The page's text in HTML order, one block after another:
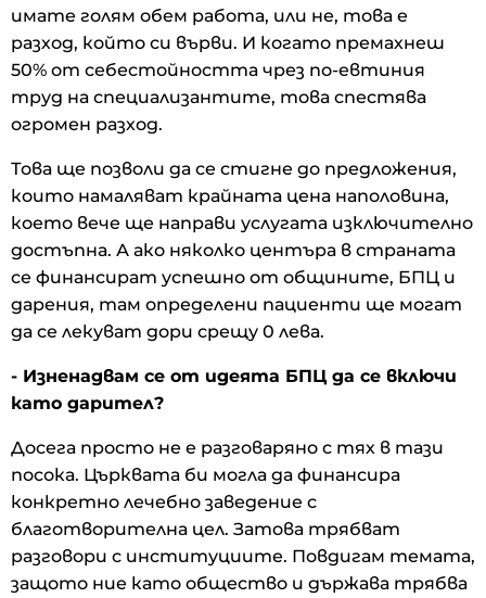
имате голям обем работа, или не, това е
разход, който си върви. И когато премахнеш
50% от себестойността чрез по-евтиния
труд на специализантите, това спестява
огромен разход.
Това ще позволи да се стигне до предложения,
които намаляват крайната цена наполовина,
което вече ще направи услугата изключително
достъпна. А ако няколко центъра в страната
се финансират успешно от общините, БПЦ и
дарения, там определени пациенти ще могат
да се лекуват дори срещу 0 лева.
- Изненадвам се от идеята БПЦ да се включи
като дарител?
Досега просто не е разговаряно с тях в тази
посока. Църквата би могла да финансира
конкретно лечебно заведение с
благотворителна цел. Затова трябват
разговори с институциите. Повдигам темата,
защото ние като общество и държава трябва